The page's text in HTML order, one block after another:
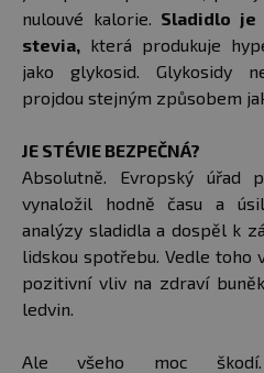
nulouvé kalorie. Sladidlo
stevia, která produkuje
jako glykosid. Glykosidy
projdou stejným způsobem
JE STÉVIE BEZPEČNÁ?
Absolutně. Evropský úřad
vynaložil hodně času a
analýzy sladidla a dospěl k
lidskou spotřebu. Vedle toho
pozitivní vliv na zdraví
ledvin.
Ale všeho moc škodí.